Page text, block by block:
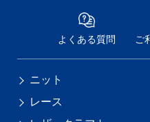
よくある質問 ご
ニット
レース